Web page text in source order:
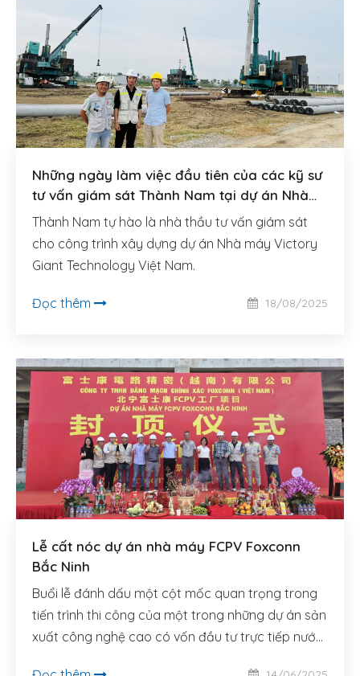
Những ngày làm việc đầu tiên của các kỹ sư
tư vấn giám sát Thành Nam tại dự án Nhà
máy của Tập đoàn Victory Giant Technology
Thành Nam tự hào là nhà thầu tư vấn giám sát
cho công trình xây dựng dự án Nhà máy Victory
Giant Technology Việt Nam.
Đọc thêm 18/08/2025
Lễ cất nóc dự án nhà máy FCPV Foxconn
Bắc Ninh
Buổi lễ đánh dấu một cột mốc quan trọng trong
tiến trình thi công của một trong những dự án sản
xuất công nghệ cao có vốn đầu tư trực tiếp nước